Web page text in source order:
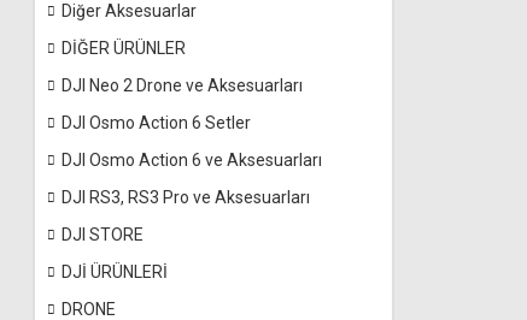
Diğer Aksesuarlar
DİĞER ÜRÜNLER
DJI Neo 2 Drone ve Aksesuarları
DJI Osmo Action 6 Setler
DJI Osmo Action 6 ve Aksesuarları
DJI RS3, RS3 Pro ve Aksesuarları
DJI STORE
DJİ ÜRÜNLERİ
DRONE